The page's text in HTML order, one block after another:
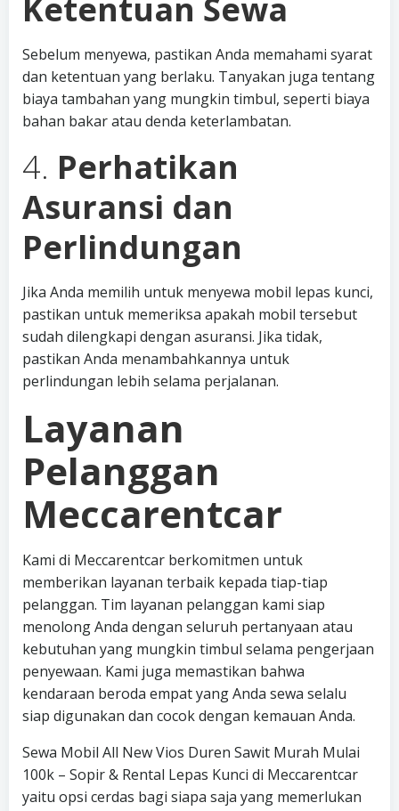
Ketentuan Sewa
Sebelum menyewa, pastikan Anda memahami syarat
dan ketentuan yang berlaku. Tanyakan juga tentang
biaya tambahan yang mungkin timbul, seperti biaya
bahan bakar atau denda keterlambatan.
4. Perhatikan
Asuransi dan
Perlindungan
Jika Anda memilih untuk menyewa mobil lepas kunci,
pastikan untuk memeriksa apakah mobil tersebut
sudah dilengkapi dengan asuransi. Jika tidak,
pastikan Anda menambahkannya untuk
perlindungan lebih selama perjalanan.
Layanan
Pelanggan
Meccarentcar
Kami di Meccarentcar berkomitmen untuk
memberikan layanan terbaik kepada tiap-tiap
pelanggan. Tim layanan pelanggan kami siap
menolong Anda dengan seluruh pertanyaan atau
kebutuhan yang mungkin timbul selama pengerjaan
penyewaan. Kami juga memastikan bahwa
kendaraan beroda empat yang Anda sewa selalu
siap digunakan dan cocok dengan kemauan Anda.
Sewa Mobil All New Vios Duren Sawit Murah Mulai
100k – Sopir & Rental Lepas Kunci di Meccarentcar
yaitu opsi cerdas bagi siapa saja yang memerlukan